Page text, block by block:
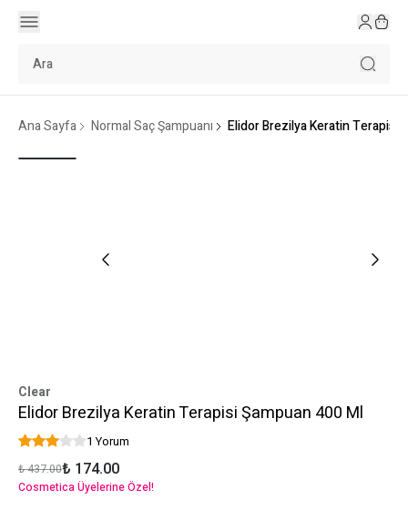
Ana Sayfa Normal Saç Şampuanı Elidor Brezilya Keratin Terapisi
Clear
Elidor Brezilya Keratin Terapisi Şampuan 400 Ml
1 Yorum
₺ 437.00₺ 174.00
Cosmetica Üyelerine Özel!